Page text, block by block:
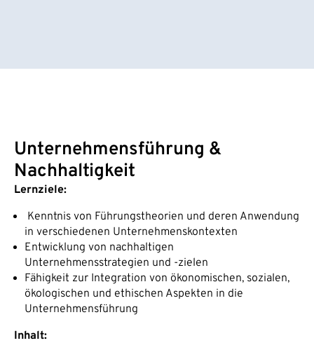
Unternehmensführung &
Nachhaltigkeit
Lernziele:
Kenntnis von Führungstheorien und deren Anwendung
in verschiedenen Unternehmenskontexten
Entwicklung von nachhaltigen
Unternehmensstrategien und -zielen
Fähigkeit zur Integration von ökonomischen, sozialen,
ökologischen und ethischen Aspekten in die
Unternehmensführung
Inhalt: